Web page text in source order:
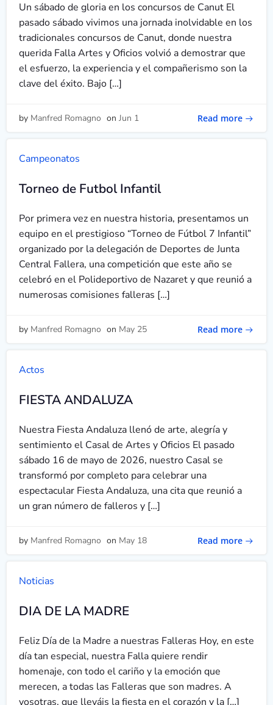
Un sábado de gloria en los concursos de Canut El
pasado sábado vivimos una jornada inolvidable en los
tradicionales concursos de Canut, donde nuestra
querida Falla Artes y Oficios volvió a demostrar que
el esfuerzo, la experiencia y el compañerismo son la
clave del éxito. Bajo […]
by Manfred Romagno on Jun 1 Read more
Campeonatos
Torneo de Futbol Infantil
Por primera vez en nuestra historia, presentamos un
equipo en el prestigioso “Torneo de Fútbol 7 Infantil”
organizado por la delegación de Deportes de Junta
Central Fallera, una competición que este año se
celebró en el Polideportivo de Nazaret y que reunió a
numerosas comisiones falleras […]
by Manfred Romagno on May 25 Read more
Actos
FIESTA ANDALUZA
Nuestra Fiesta Andaluza llenó de arte, alegría y
sentimiento el Casal de Artes y Oficios El pasado
sábado 16 de mayo de 2026, nuestro Casal se
transformó por completo para celebrar una
espectacular Fiesta Andaluza, una cita que reunió a
un gran número de falleros y […]
by Manfred Romagno on May 18 Read more
Noticias
DIA DE LA MADRE
Feliz Día de la Madre a nuestras Falleras Hoy, en este
día tan especial, nuestra Falla quiere rendir
homenaje, con todo el cariño y la emoción que
merecen, a todas las Falleras que son madres. A
vosotras, que lleváis la fiesta en el corazón y la […]